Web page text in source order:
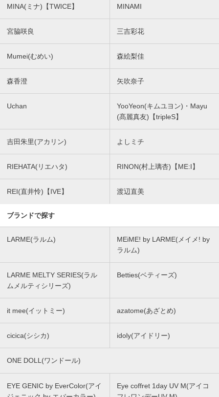
MINA(ミナ)【TWICE】 MINAMI
宮脇咲良 三吉彩花
Mumei(むめい) 森絵梨佳
森香澄 矢吹奈子
Uchan
YooYeon(キムユヨン)・Mayu
(髙麗真友)【tripleS】
吉田朱里(アカリン) よしミチ
RIEHATA(リエハタ) RINON(村上璃杏)【ME:I】
REI(直井怜)【IVE】 渡辺直美
ブランドで探す
LARME(ラルム)
MEiME! by LARME(メイメ! by
ラルム)
LARME MELTY SERIES(ラル
ムメルティシリーズ)
Betties(ベティーズ)
it mee(イットミー) azatome(あざとめ)
cicica(シシカ) idoly(アイドリー)
ONE DOLL(ワンドール)
EYE GENIC by EverColor(アイ
Eye coffret 1day UV M(アイコ